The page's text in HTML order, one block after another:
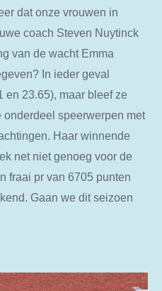
dat onze vrouwen in
coach Steven Nuytinck
van de wacht Emma
In ieder geval
en 23.65), maar bleef ze
speerwerpen met
Haar winnende
net niet genoeg voor de
fraai pr van 6705 punten
Gaan we dit seizoen